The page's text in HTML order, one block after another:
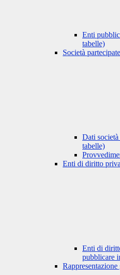
Enti
tabelle)
Società partecipate
Dati
tabelle)
Enti di diritto
Enti di
pubblicare
Rappresentazione